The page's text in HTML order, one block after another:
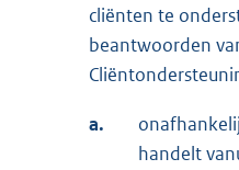
cliënten te
beantwoorden
a.
handelt